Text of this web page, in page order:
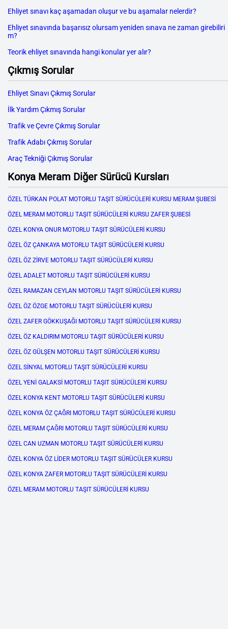
Ehliyet sınavı kaç aşamadan oluşur ve bu aşamalar nelerdir?
Ehliyet sınavında başarısız olursam yeniden sınava ne zaman girebiliri
m?
Teorik ehliyet sınavında hangi konular yer alır?
Çıkmış Sorular
Ehliyet Sınavı Çıkmış Sorular
İlk Yardım Çıkmış Sorular
Trafik ve Çevre Çıkmış Sorular
Trafik Adabı Çıkmış Sorular
Araç Tekniği Çıkmış Sorular
Konya Meram Diğer Sürücü Kursları
ÖZEL TÜRKAN POLAT MOTORLU TAŞIT SÜRÜCÜLERİ KURSU MERAM ŞUBESİ
ÖZEL MERAM MOTORLU TAŞIT SÜRÜCÜLERİ KURSU ZAFER ŞUBESİ
ÖZEL KONYA ONUR MOTORLU TAŞIT SÜRÜCÜLERİ KURSU
ÖZEL ÖZ ÇANKAYA MOTORLU TAŞIT SÜRÜCÜLERİ KURSU
ÖZEL ÖZ ZİRVE MOTORLU TAŞIT SÜRÜCÜLERİ KURSU
ÖZEL ADALET MOTORLU TAŞIT SÜRÜCÜLERİ KURSU
ÖZEL RAMAZAN CEYLAN MOTORLU TAŞIT SÜRÜCÜLERİ KURSU
ÖZEL ÖZ ÖZGE MOTORLU TAŞIT SÜRÜCÜLERİ KURSU
ÖZEL ZAFER GÖKKUŞAĞI MOTORLU TAŞIT SÜRÜCÜLERİ KURSU
ÖZEL ÖZ KALDIRIM MOTORLU TAŞIT SÜRÜCÜLERİ KURSU
ÖZEL ÖZ GÜLŞEN MOTORLU TAŞIT SÜRÜCÜLERİ KURSU
ÖZEL SİNYAL MOTORLU TAŞIT SÜRÜCÜLERİ KURSU
ÖZEL YENİ GALAKSİ MOTORLU TAŞIT SÜRÜCÜLERİ KURSU
ÖZEL KONYA KENT MOTORLU TAŞIT SÜRÜCÜLERİ KURSU
ÖZEL KONYA ÖZ ÇAĞRI MOTORLU TAŞIT SÜRÜCÜLERİ KURSU
ÖZEL MERAM ÇAĞRI MOTORLU TAŞIT SÜRÜCÜLERİ KURSU
ÖZEL CAN UZMAN MOTORLU TAŞIT SÜRÜCÜLERİ KURSU
ÖZEL KONYA ÖZ LİDER MOTORLU TAŞIT SÜRÜCÜLER KURSU
ÖZEL KONYA ZAFER MOTORLU TAŞIT SÜRÜCÜLERİ KURSU
ÖZEL MERAM MOTORLU TAŞIT SÜRÜCÜLERİ KURSU